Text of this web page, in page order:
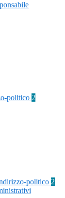
politico 2
politico 2